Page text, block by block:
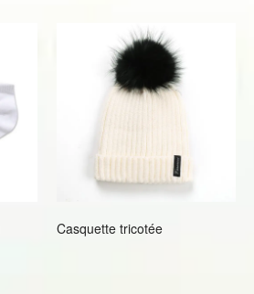
Casquette tricotée